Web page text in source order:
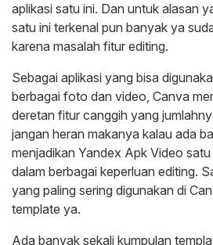
aplikasi satu ini. Dan untuk alasan
satu ini terkenal pun banyak ya
karena masalah fitur editing.
Sebagai aplikasi yang bisa
berbagai foto dan video, Canva
deretan fitur canggih yang
jangan heran makanya kalau ada
menjadikan Yandex Apk Video
dalam berbagai keperluan editing.
yang paling sering digunakan di
template ya.
Ada banyak sekali kumpulan